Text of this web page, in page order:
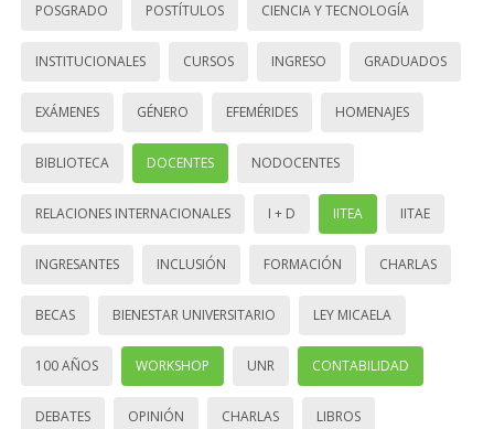
POSGRADO POSTÍTULOS CIENCIA Y TECNOLOGÍA
INSTITUCIONALES CURSOS INGRESO GRADUADOS
EXÁMENES GÉNERO EFEMÉRIDES HOMENAJES
BIBLIOTECA DOCENTES NODOCENTES
RELACIONES INTERNACIONALES I + D IITEA IITAE
INGRESANTES INCLUSIÓN FORMACIÓN CHARLAS
BECAS BIENESTAR UNIVERSITARIO LEY MICAELA
100 AÑOS WORKSHOP UNR CONTABILIDAD
DEBATES OPINIÓN CHARLAS LIBROS